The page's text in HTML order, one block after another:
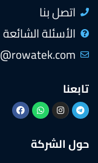
اتصل بنا
الأسئلة الشائعة
تابعنا
حول الشركة